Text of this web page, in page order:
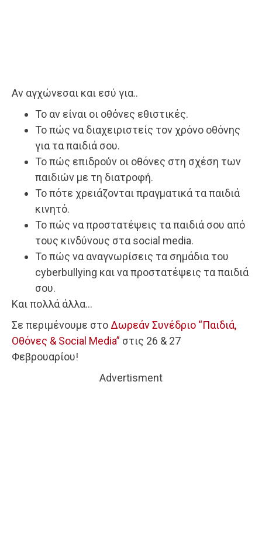
Αν αγχώνεσαι και εσύ για..
Το αν είναι οι οθόνες εθιστικές.
Το πώς να διαχειριστείς τον χρόνο οθόνης
για τα παιδιά σου.
Το πώς επιδρούν οι οθόνες στη σχέση των
παιδιών με τη διατροφή.
Το πότε χρειάζονται πραγματικά τα παιδιά
κινητό.
Το πώς να προστατέψεις τα παιδιά σου από
τους κινδύνους στα social media.
To πώς να αναγνωρίσεις τα σημάδια του
cyberbullying και να προστατέψεις τα παιδιά
σου.
Και πολλά άλλα…
Σε περιμένουμε στο Δωρεάν Συνέδριο “Παιδιά,
Οθόνες & Social Media” στις 26 & 27
Φεβρουαρίου!
Advertisment